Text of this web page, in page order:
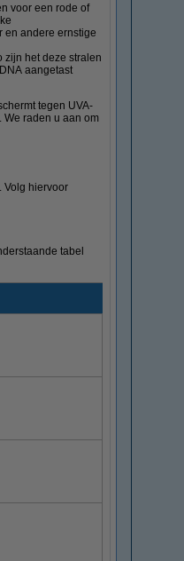
voor een rode of
en andere ernstige
zijn het deze stralen
aangetast
tegen UVA-
We raden u aan om
Volg hiervoor
tabel